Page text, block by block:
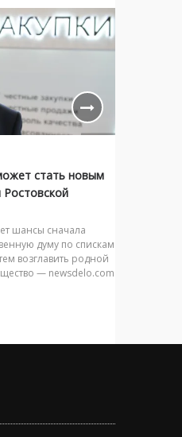
стать новым
шансы сначала
думу по спискам
возглавить родной
— newsdelo.com